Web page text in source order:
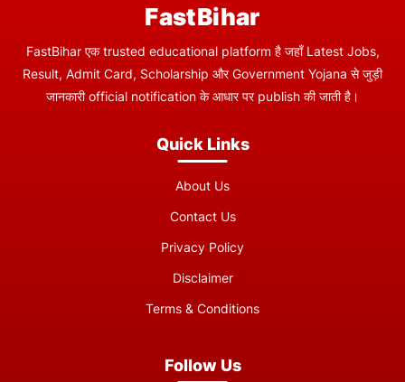
FastBihar
FastBihar एक trusted educational platform है जहाँ Latest Jobs,
Result, Admit Card, Scholarship और Government Yojana से जुड़ी
जानकारी official notification के आधार पर publish की जाती है।
Quick Links
About Us
Contact Us
Privacy Policy
Disclaimer
Terms & Conditions
Follow Us